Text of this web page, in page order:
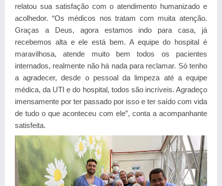
relatou sua satisfação com o atendimento humanizado e
acolhedor. “Os médicos nos tratam com muita atenção.
Graças a Deus, agora estamos indo para casa, já
recebemos alta e ele está bem. A equipe do hospital é
maravilhosa, atende muito bem todos os pacientes
internados, realmente não há nada para reclamar. Só tenho
a agradecer, desde o pessoal da limpeza até a equipe
médica, da UTI e do hospital, todos são incríveis. Agradeço
imensamente por ter passado por isso e ter saído com vida
de tudo o que aconteceu com ele”, conta a acompanhante
satisfeita.